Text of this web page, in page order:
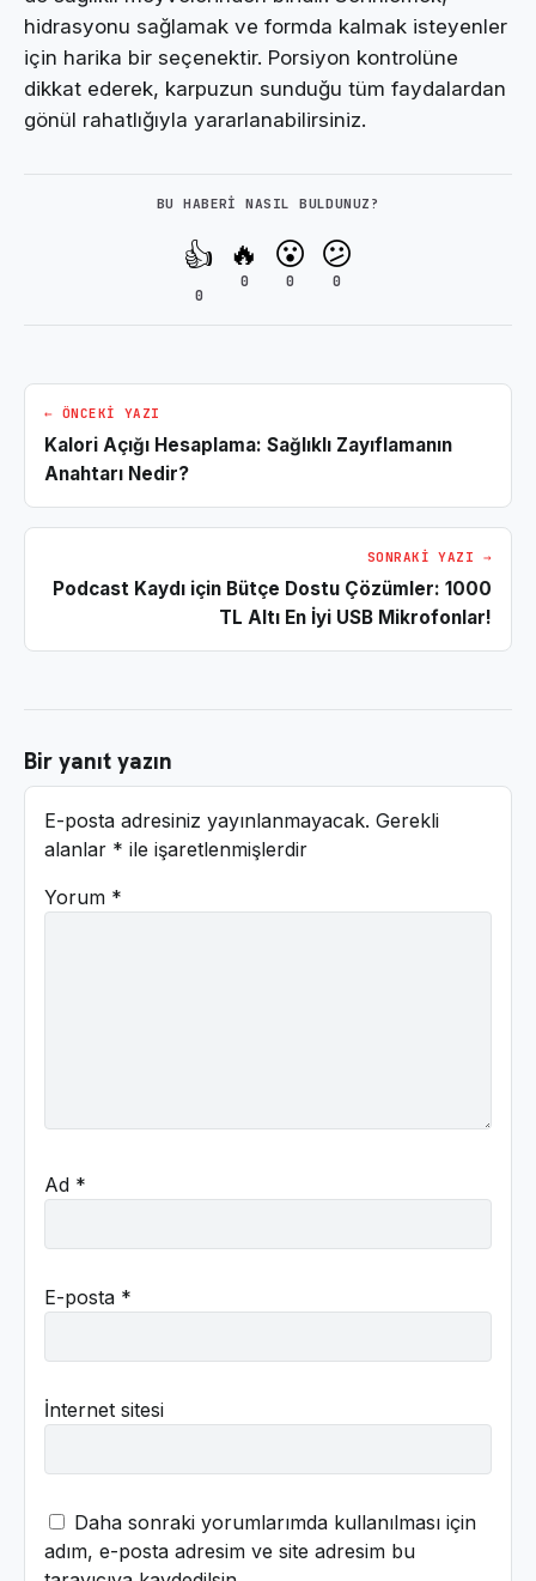
hidrasyonu sağlamak ve formda kalmak isteyenler
için harika bir seçenektir. Porsiyon kontrolüne
dikkat ederek, karpuzun sunduğu tüm faydalardan
gönül rahatlığıyla yararlanabilirsiniz.
BU HABERI NASIL BULDUNUZ?
👍
0
🔥
0
😮
0
😕
0
← ÖNCEKI YAZI
Kalori Açığı Hesaplama: Sağlıklı Zayıflamanın
Anahtarı Nedir?
SONRAKI YAZI →
Podcast Kaydı için Bütçe Dostu Çözümler: 1000
TL Altı En İyi USB Mikrofonlar!
Bir yanıt yazın
E-posta adresiniz yayınlanmayacak. Gerekli
alanlar * ile işaretlenmişlerdir
Yorum *
Ad *
E-posta *
İnternet sitesi
Daha sonraki yorumlarımda kullanılması için
adım, e-posta adresim ve site adresim bu